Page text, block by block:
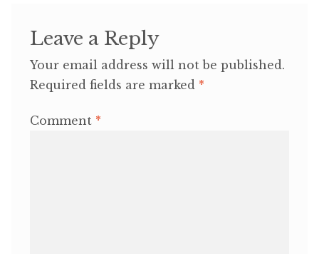
Leave a Reply
Your email address will not be published.
Required fields are marked *
Comment *